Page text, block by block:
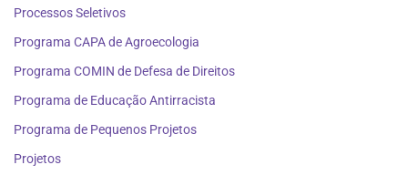
Processos Seletivos
Programa CAPA de Agroecologia
Programa COMIN de Defesa de Direitos
Programa de Educação Antirracista
Programa de Pequenos Projetos
Projetos